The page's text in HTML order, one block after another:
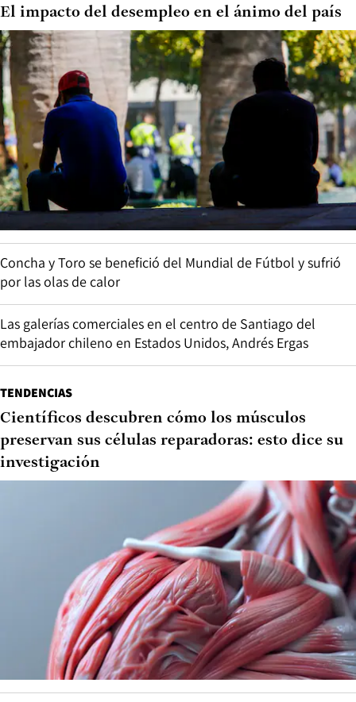
El impacto del desempleo en el ánimo del país
Concha y Toro se benefició del Mundial de Fútbol y sufrió
por las olas de calor
Las galerías comerciales en el centro de Santiago del
embajador chileno en Estados Unidos, Andrés Ergas
TENDENCIAS
Científicos descubren cómo los músculos
preservan sus células reparadoras: esto dice su
investigación